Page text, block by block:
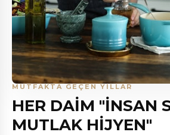
MUTFAKTA GEÇEN YILLAR
HER DAİM "İNSAN
MUTLAK HİJYEN"